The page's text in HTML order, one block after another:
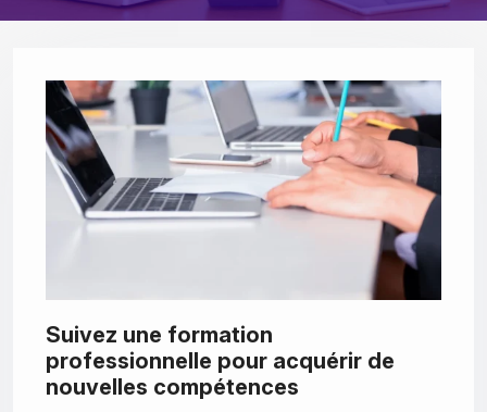
Suivez une formation
professionnelle pour acquérir de
nouvelles compétences